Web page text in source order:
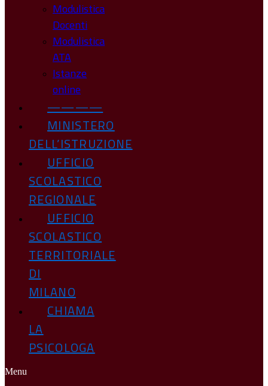
Modulistica
Docenti
Modulistica
ATA
Istanze
online
————
MINISTERO
DELL’ISTRUZIONE
UFFICIO
SCOLASTICO
REGIONALE
UFFICIO
SCOLASTICO
TERRITORIALE
DI
MILANO
CHIAMA
LA
PSICOLOGA
Menu